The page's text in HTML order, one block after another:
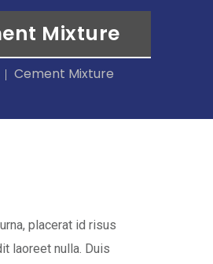
Mixture
Cement Mixture
placerat id risus
laoreet nulla. Duis